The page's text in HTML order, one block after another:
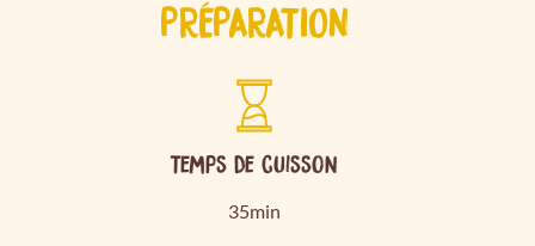
PRÉPARATION
Temps de cuisson
35min